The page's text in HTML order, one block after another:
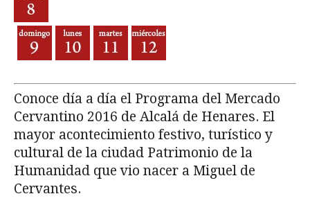
Conoce día a día el Programa del Mercado
Cervantino 2016 de Alcalá de Henares. El
mayor acontecimiento festivo, turístico y
cultural de la ciudad Patrimonio de la
Humanidad que vio nacer a Miguel de
Cervantes.